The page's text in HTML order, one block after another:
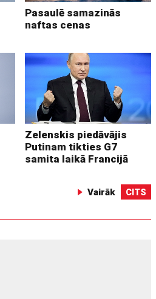
Pasaulē samazinās
naftas cenas
Zelenskis piedāvājis
Putinam tikties G7
samita laikā Francijā
Vairāk CITS